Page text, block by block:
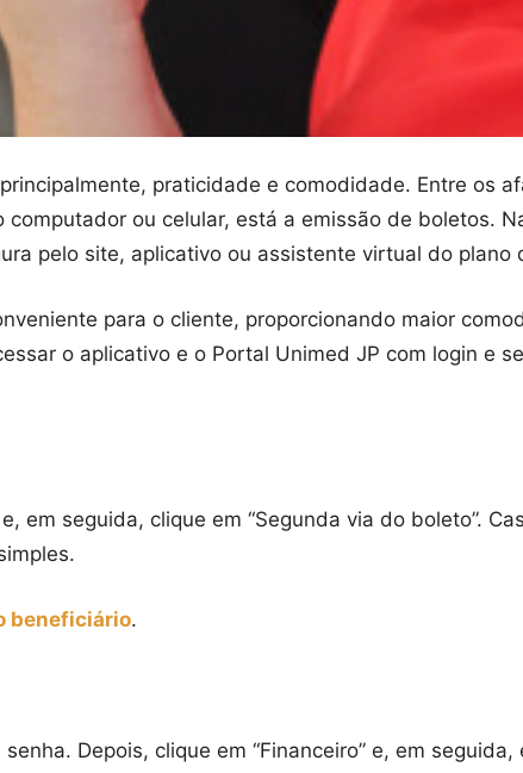
praticidade e comodidade. Entre os
ou celular, está a emissão de boletos.
pelo site, aplicativo ou assistente virtual do plano
para o cliente, proporcionando maior
o aplicativo e o Portal Unimed JP com login e
em seguida, clique em “Segunda via do boleto”.
beneficiário.
Depois, clique em “Financeiro” e, em seguida,